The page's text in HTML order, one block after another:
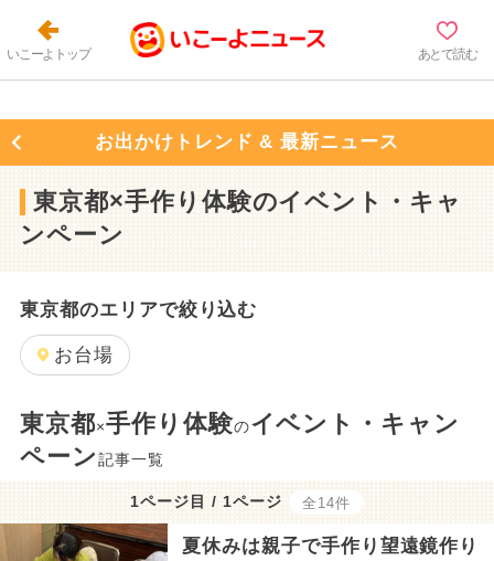
いこーよトップ あとで読む
お出かけトレンド & 最新ニュース
東京都×手作り体験のイベント・キャ
ンペーン
東京都のエリアで絞り込む
お台場
東京都×手作り体験のイベント・キャン
ペーン記事一覧
1ページ目 / 1ページ 全14件
夏休みは親子で手作り望遠鏡作り